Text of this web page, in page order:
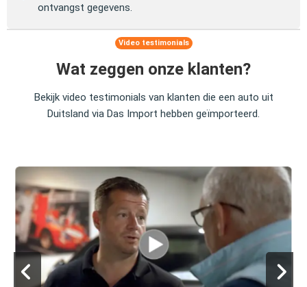
ontvangst gegevens.
Video testimonials
Wat zeggen onze klanten?
Bekijk video testimonials van klanten die een auto uit
Duitsland via Das Import hebben geïmporteerd.